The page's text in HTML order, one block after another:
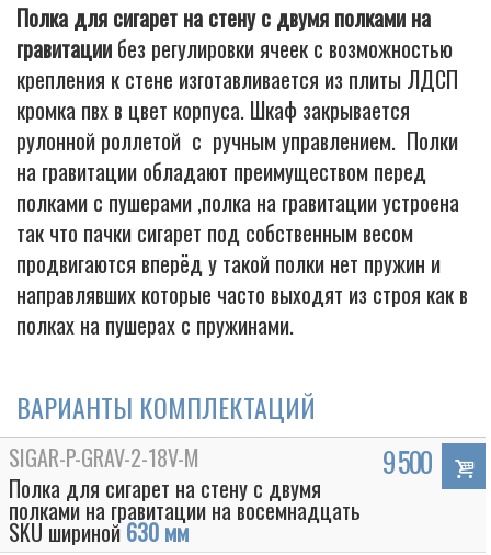
Полка для сигарет на стену с двумя полками на
гравитации без регулировки ячеек с возможностью
крепления к стене изготавливается из плиты ЛДСП
кромка пвх в цвет корпуса. Шкаф закрывается
рулонной роллетой с ручным управлением. Полки
на гравитации обладают преимуществом перед
полками с пушерами ,полка на гравитации устроена
так что пачки сигарет под собственным весом
продвигаются вперёд у такой полки нет пружин и
направлявших которые часто выходят из строя как в
полках на пушерах с пружинами.
ВАРИАНТЫ КОМПЛЕКТАЦИЙ
SIGAR-P-GRAV-2-18V-M
Полка для сигарет на стену с двумя
полками на гравитации на восемнадцать
SKU шириной630 мм
9 500